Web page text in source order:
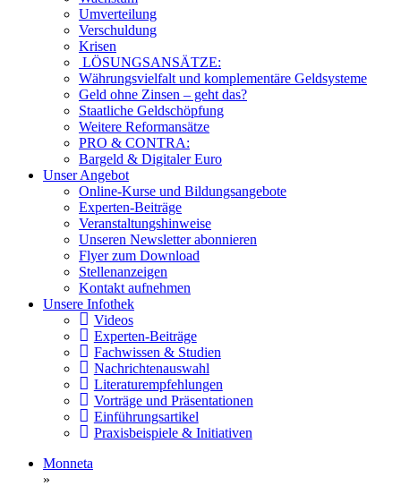
Umverteilung
Verschuldung
Krisen
LÖSUNGSANSÄTZE:
Währungsvielfalt und komplementäre Geldsysteme
Geld ohne Zinsen – geht das?
Staatliche Geldschöpfung
Weitere Reformansätze
PRO & CONTRA:
Bargeld & Digitaler Euro
Unser Angebot
Online-Kurse und Bildungsangebote
Experten-Beiträge
Veranstaltungshinweise
Unseren Newsletter abonnieren
Flyer zum Download
Stellenanzeigen
Kontakt aufnehmen
Unsere Infothek
Videos
Experten-Beiträge
Fachwissen & Studien
Nachrichtenauswahl
Literaturempfehlungen
Vorträge und Präsentationen
Einführungsartikel
Praxisbeispiele & Initiativen
Monneta
»